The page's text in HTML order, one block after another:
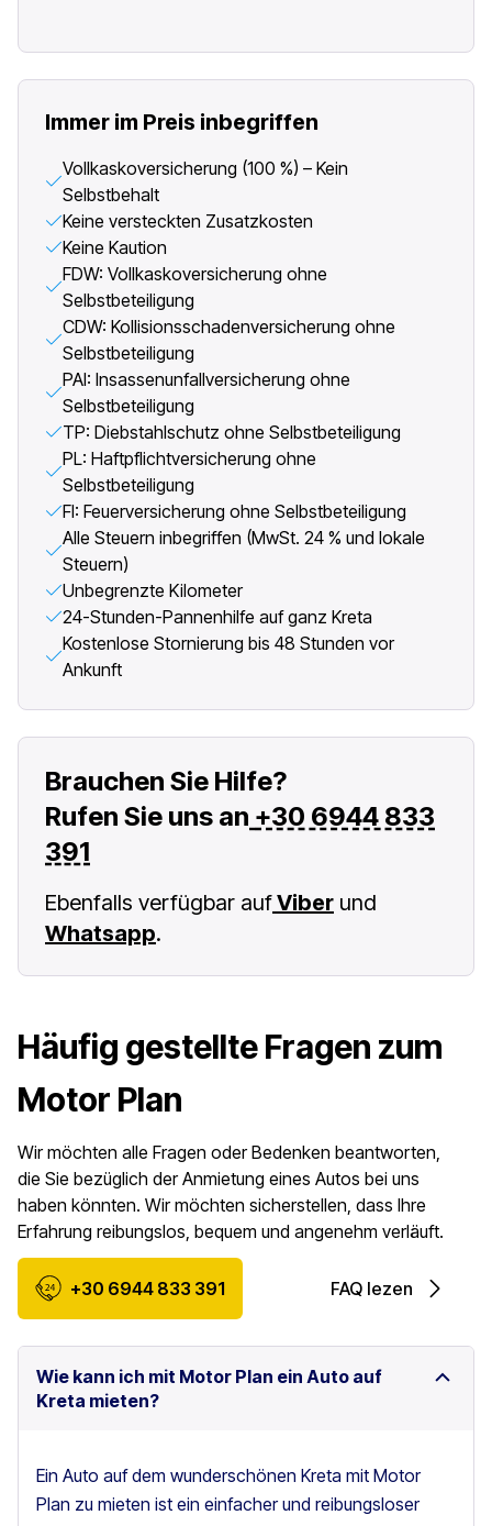
Immer im Preis inbegriffen
Vollkaskoversicherung (100 %) – Kein
Selbstbehalt
Keine versteckten Zusatzkosten
Keine Kaution
FDW: Vollkaskoversicherung ohne
Selbstbeteiligung
CDW: Kollisionsschadenversicherung ohne
Selbstbeteiligung
PAI: Insassenunfallversicherung ohne
Selbstbeteiligung
TP: Diebstahlschutz ohne Selbstbeteiligung
PL: Haftpflichtversicherung ohne
Selbstbeteiligung
FI: Feuerversicherung ohne Selbstbeteiligung
Alle Steuern inbegriffen (MwSt. 24 % und lokale
Steuern)
Unbegrenzte Kilometer
24-Stunden-Pannenhilfe auf ganz Kreta
Kostenlose Stornierung bis 48 Stunden vor
Ankunft
Brauchen Sie Hilfe?
Rufen Sie uns an +30 6944 833
391
Ebenfalls verfügbar aufViber und
Whatsapp.
Häufig gestellte Fragen zum
Motor Plan
Wir möchten alle Fragen oder Bedenken beantworten,
die Sie bezüglich der Anmietung eines Autos bei uns
haben könnten. Wir möchten sicherstellen, dass Ihre
Erfahrung reibungslos, bequem und angenehm verläuft.
+30 6944 833 391 FAQ lezen
Wie kann ich mit Motor Plan ein Auto auf
Kreta mieten?
Ein Auto auf dem wunderschönen Kreta mit Motor
Plan zu mieten ist ein einfacher und reibungsloser